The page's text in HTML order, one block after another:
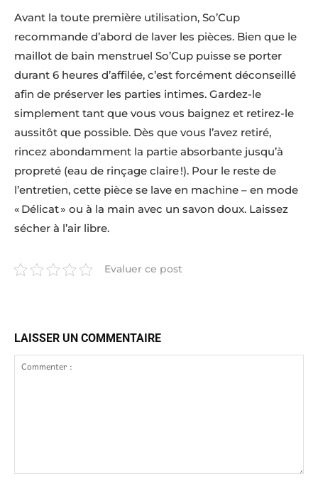
Avant la toute première utilisation, So’Cup
recommande d’abord de laver les pièces. Bien que le
maillot de bain menstruel So’Cup puisse se porter
durant 6 heures d’affilée, c’est forcément déconseillé
afin de préserver les parties intimes. Gardez-le
simplement tant que vous vous baignez et retirez-le
aussitôt que possible. Dès que vous l’avez retiré,
rincez abondamment la partie absorbante jusqu’à
propreté (eau de rinçage claire !). Pour le reste de
l’entretien, cette pièce se lave en machine – en mode
« Délicat » ou à la main avec un savon doux. Laissez
sécher à l’air libre.
Evaluer ce post
LAISSER UN COMMENTAIRE